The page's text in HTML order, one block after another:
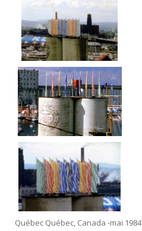
Québec Québec, Canada -mai 1984